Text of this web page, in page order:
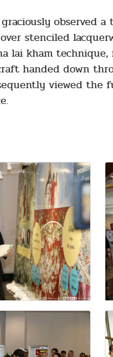
graciously observed
stenciled
lai kham
handed down
viewed the